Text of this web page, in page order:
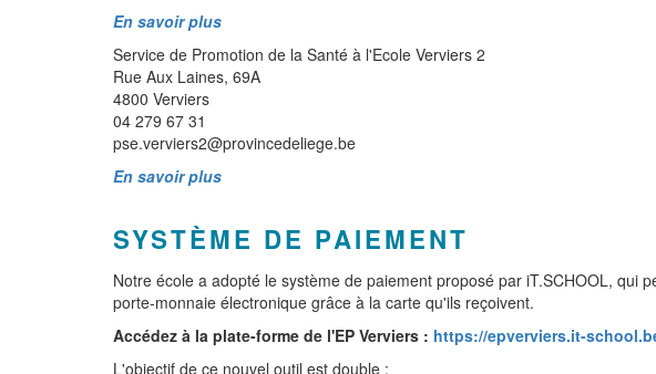
En savoir plus
Service de Promotion de la Santé à l'Ecole Verviers 2
Rue Aux Laines, 69A
4800 Verviers
04 279 67 31
pse.verviers2@provincedeliege.be
En savoir plus
SYSTÈME DE PAIEMENT
Notre école a adopté le système de paiement proposé par iT.SCHOOL,
porte-monnaie électronique grâce à la carte qu'ils reçoivent.
Accédez à la plate-forme de l'EP Verviers : https://epverviers.it-
L'objectif de ce nouvel outil est double :